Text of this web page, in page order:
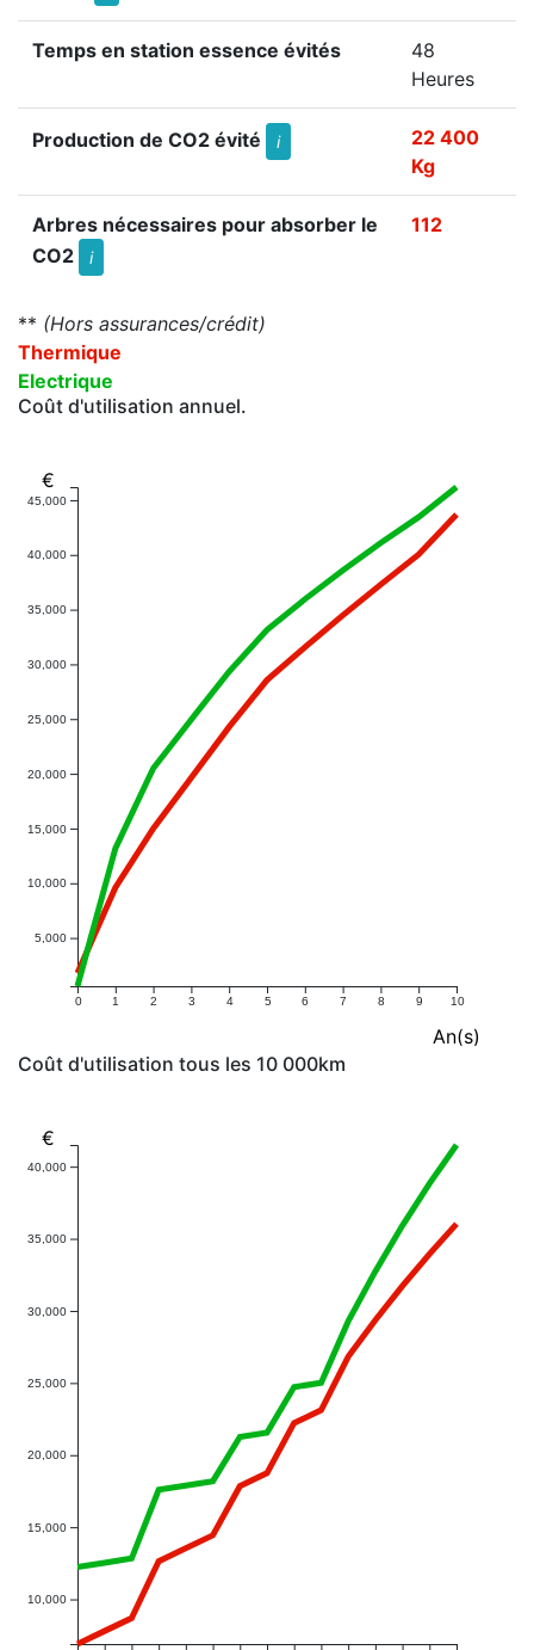
Temps en station essence évités
48
Heures
Production de CO2 évité i
22 400
Kg
Arbres nécessaires pour absorber le
CO2
i
112
** (Hors assurances/crédit)
Thermique
Electrique
Coût d'utilisation annuel.
0 1 2 3 4 5 6 7 8 9 10
5,000
10,000
15,000
20,000
25,000
30,000
35,000
40,000
45,000
An(s)
€
Coût d'utilisation tous les 10 000km
10,000
15,000
20,000
25,000
30,000
35,000
40,000
€